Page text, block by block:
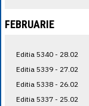
FEBRUARIE
Editia 5340 - 28.02
Editia 5339 - 27.02
Editia 5338 - 26.02
Editia 5337 - 25.02